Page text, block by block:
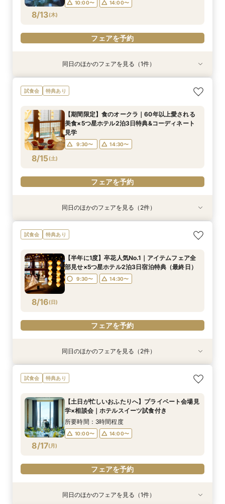
8/13(木)
10:00〜 14:00〜
フェアを予約
8/13(木)
平日限定【オークラだけの極上フォトウェディン
グをご提案】館内外ともに溢れるフォトジェニッ
じっくり相談♪フォトウェディング専用フェアで
す
所要時間：2時間程度
10:00〜
同日のほかのフェアを見る（1件）
試食会 特典あり
8/15(土)
【期間限定】食のオークラ｜60年以上愛される
美食×5つ星ホテル2泊3日特典&コーディネート
見学
9:30〜 14:30〜
フェアを予約
特典あり
8/15(土)
午前中の見学がお勧め☆【ご家族や近しい方との
ご家族婚をご検討の方へ！オークラ人気の逸品無
所要時間：3時間程度
9:30〜 14:30〜
特典あり
8/15(土)
神前式や和装にご興味ある方必見！【国賓も迎え
る60年以上続く歴史あるホテルで伝統美を体
園体感和婚フェア
所要時間：3時間程度
9:30〜
同日のほかのフェアを見る（2件）
試食会 特典あり
8/16(日)
【半年に1度】卒花人気No.1｜アイテムフェア全
部見せ×5つ星ホテル2泊3日宿泊特典（最終日）
9:30〜 14:30〜
フェアを予約
特典あり
8/16(日
午前中の見学がお勧め☆【ご家族や近しい方との
ご家族婚をご検討の方へ！オークラ人気の逸品無
所要時間：3時間程度
特典あり
8/16(日
神前式や和装にご興味ある方必見！【国賓も迎え
る60年以上続く歴史あるホテルで伝統美を体
園体感和婚フェア
所要時間：3時間程度
同日のほかのフェアを見る（2件）
試食会 特典あり
8/17(月)
【土日が忙しいおふたりへ】プライベート会場見
学×相談会｜ホテルスイーツ試食付き
所要時間：3時間程度
10:00〜 14:00〜
フェアを予約
同日のほかのフェアを見る（1件）